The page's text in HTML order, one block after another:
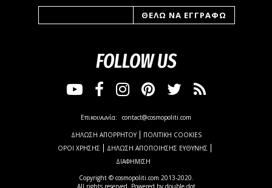
FOLLOW US
Copyright © cosmopoliti.com 2013-2020.
All rights reserved. Powered by double dot
Επικοινωνία: contact@cosmopoliti.com
ΔΗΛΩΣΗ ΑΠΟΡΡΗΤΟΥ
ΠΟΛΙΤΙΚΗ COOKIES
ΟΡΟΙ ΧΡΗΣΗΣ
ΔΗΛΩΣΗ ΑΠΟΠΟΙΗΣΗΣ ΕΥΘΥΝΗΣ
ΔΙΑΦΗΜΙΣΗ